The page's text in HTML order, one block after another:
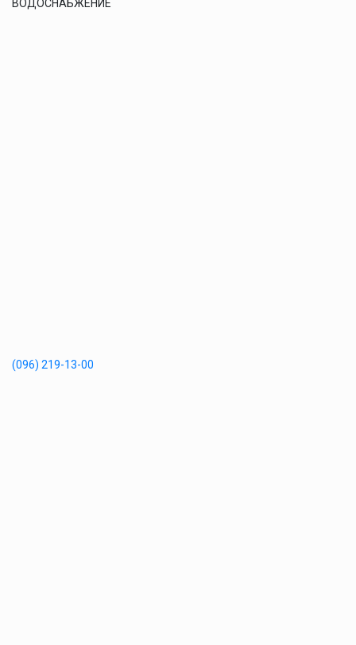
ВОДОСНАБЖЕНИЕ
(096) 219-13-00